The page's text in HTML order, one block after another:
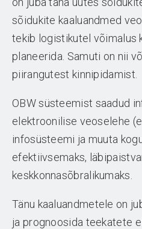
sõidukite kaaluandmed
tekib logistikutel võimalus
planeerida. Samuti on nii
piirangutest kinnipidamist.
OBW süsteemist saadud
elektroonilise veoselehe
infosüsteemi ja muuta
efektiivsemaks,
keskkonnasõbralikumaks.
Tänu kaaluandmetele on
ja prognoosida teekatete